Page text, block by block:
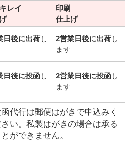
レイ
印刷
仕上げ
日後に出荷し
2営業日後に出荷し
ます
日後に投函し
2営業日後に投函し
ます
代行は郵便はがきで申込みく
さい。私製はがきの場合は承る
とができません。